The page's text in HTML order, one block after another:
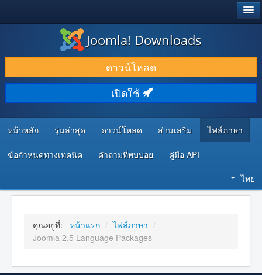
ดาวน์โหลด & ส่วนเสริม
ค้นคว้า & เรียนรู้
ชุมชน & สนับสนุน
ทรัพยากรสำหรับนักพัฒนา
Joomla! Downloads
ดาวน์โหลด
เปิดใช้
หน้าหลัก รุ่นล่าสุด ดาวน์โหลด ส่วนเสริม ไฟล์ภาษา
ข้อกำหนดทางเทคนิค คำถามที่พบบ่อย คู่มือ API
ไทย
คุณอยู่ที่: หน้าแรก / ไฟล์ภาษา /
Joomla 2.5 Language Packages